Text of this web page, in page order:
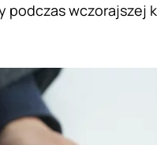
podczas wczorajszej